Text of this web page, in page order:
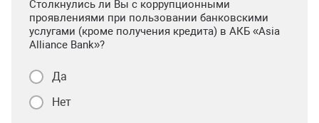
Столкнулись ли Вы с коррупционными
проявлениями при пользовании банковскими
услугами (кроме получения кредита) в АКБ «Asia
Alliance Bank»?
Да
Нет